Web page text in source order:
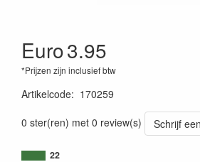
Euro3.95
*Prijzen zijn inclusief btw
Artikelcode: 170259
0 ster(ren) met 0 review(s)
Schrijf
22